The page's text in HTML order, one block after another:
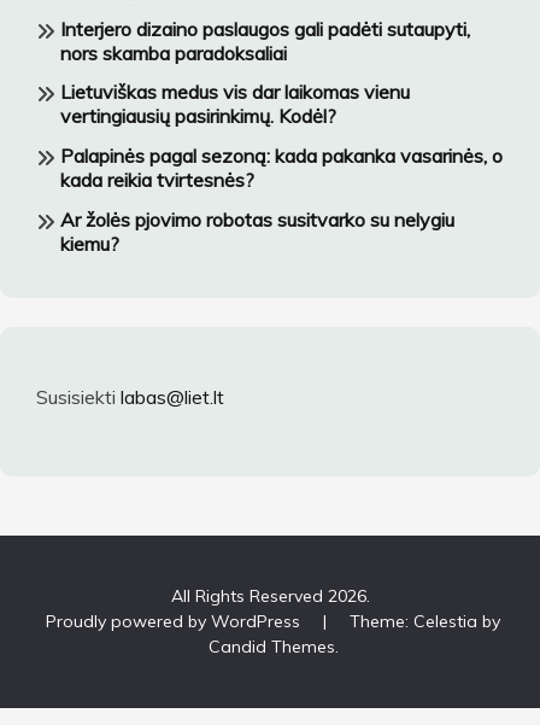
Interjero dizaino paslaugos gali padėti sutaupyti,
nors skamba paradoksaliai
Lietuviškas medus vis dar laikomas vienu
vertingiausių pasirinkimų. Kodėl?
Palapinės pagal sezoną: kada pakanka vasarinės, o
kada reikia tvirtesnės?
Ar žolės pjovimo robotas susitvarko su nelygiu
kiemu?
Susisiekti labas@liet.lt
All Rights Reserved 2026.
Proudly powered by WordPress
|
Theme: Celestia by
Candid Themes.